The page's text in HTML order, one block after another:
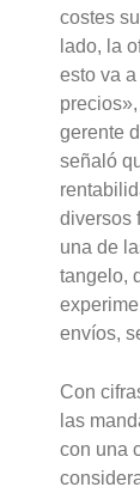
costes
lado, la
esto va
gerente
señaló
diversos
una de
tangelo,
envíos,
Con
las
con una